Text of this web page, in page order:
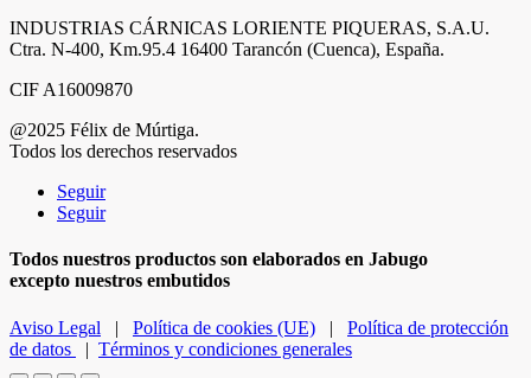
INDUSTRIAS CÁRNICAS LORIENTE PIQUERAS, S.A.U.
Ctra. N-400, Km.95.4 16400 Tarancón (Cuenca), España.
CIF A16009870
@2025 Félix de Múrtiga.
Todos los derechos reservados
Seguir
Seguir
Todos nuestros productos son elaborados en Jabugo
excepto nuestros embutidos
Aviso Legal | Política de cookies (UE) | Política de protección
de datos
| Términos y condiciones generales